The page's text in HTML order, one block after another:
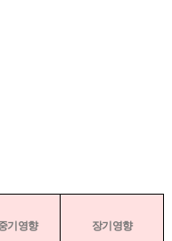
기영향 장기영향